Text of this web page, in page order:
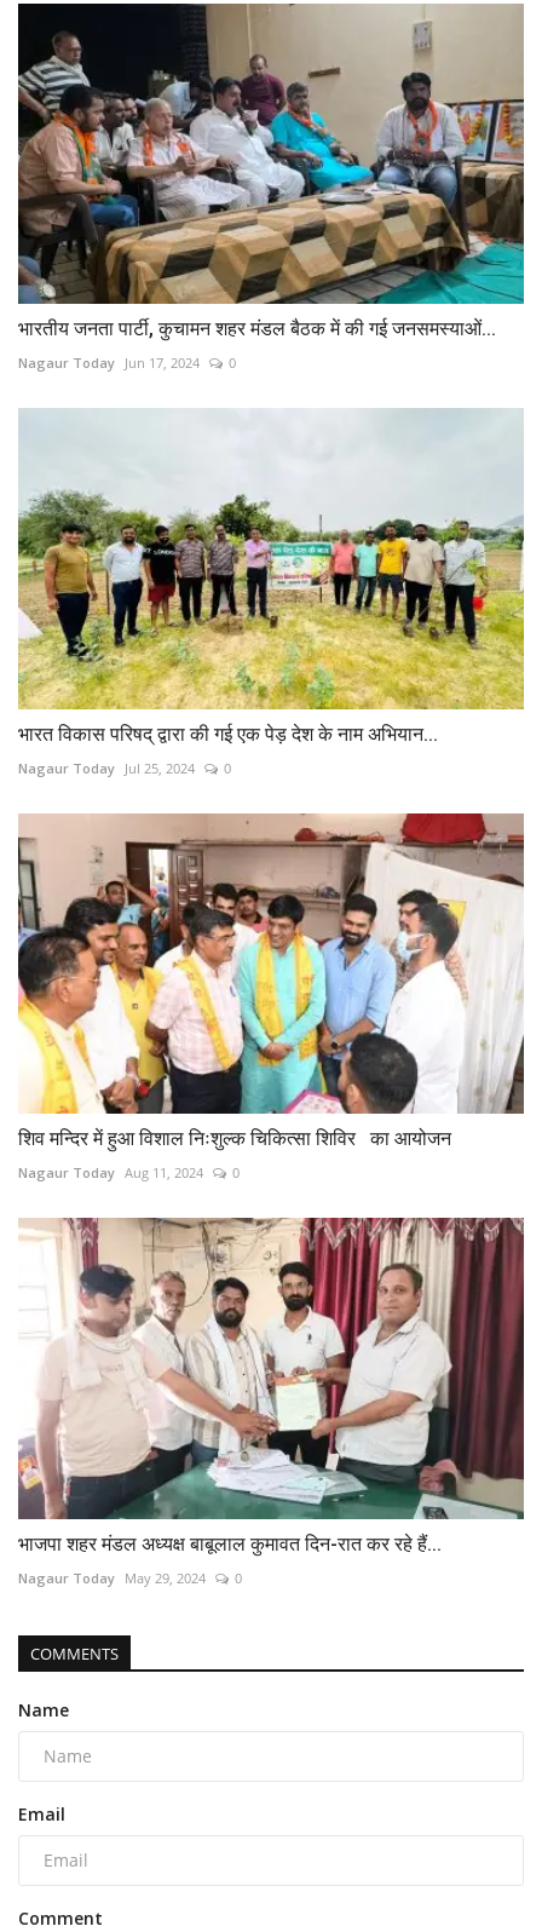
भारतीय जनता पार्टी, कुचामन शहर मंडल बैठक में की गई जनसमस्याओं...
Nagaur Today Jun 17, 2024 0
भारत विकास परिषद् द्वारा की गई एक पेड़ देश के नाम अभियान...
Nagaur Today Jul 25, 2024 0
शिव मन्दिर में हुआ विशाल निःशुल्क चिकित्सा शिविर का आयोजन
Nagaur Today Aug 11, 2024 0
भाजपा शहर मंडल अध्यक्ष बाबूलाल कुमावत दिन-रात कर रहे हैं...
Nagaur Today May 29, 2024 0
COMMENTS
Name
Email
Comment